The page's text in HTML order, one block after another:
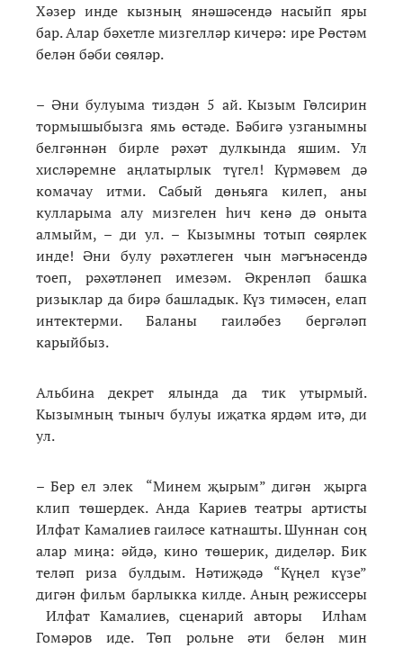
Хәзер инде кызның янәшәсендә насыйп яры
бар. Алар бәхетле мизгелләр кичерә: ире Рөстәм
белән бәби сөяләр.
– Әни булуыма тиздән 5 ай. Кызым Гөлсирин
тормышыбызга ямь өстәде. Бәбигә узганымны
белгәннән бирле рәхәт дулкында яшим. Ул
хисләремне аңлатырлык түгел! Күрмәвем дә
комачау итми. Сабый дөньяга килеп, аны
кулларыма алу мизгелен һич кенә дә оныта
алмыйм, – ди ул. – Кызымны тотып сөярлек
инде! Әни булу рәхәтлеген чын мәгънәсендә
тоеп, рәхәтләнеп имезәм. Әкренләп башка
ризыклар да бирә башладык. Күз тимәсен, елап
интектерми. Баланы гаиләбез бергәләп
карыйбыз.
Альбина декрет ялында да тик утырмый.
Кызымның тыныч булуы иҗатка ярдәм итә, ди
ул.
– Бер ел элек “Минем җырым” дигән җырга
клип төшердек. Анда Кариев театры артисты
Илфат Камалиев гаиләсе катнашты. Шуннан соң
алар миңа: әйдә, кино төшерик, диделәр. Бик
теләп риза булдым. Нәтиҗәдә “Күңел күзе”
дигән фильм барлыкка килде. Аның режиссеры
Илфат Камалиев, сценарий авторы Илһам
Гомәров иде. Төп рольне әти белән мин